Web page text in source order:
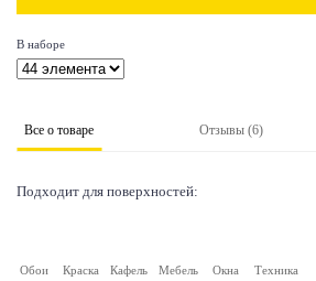
В наборе
Все о товаре Отзывы (6)
Подходит для поверхностей:
Обои Краска Кафель Мебель Окна Техника